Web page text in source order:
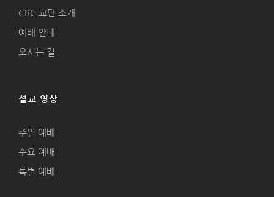
CRC 교단 소개
예배 안내
오시는 길
설교 영상
주일 예배
수요 예배
특별 예배